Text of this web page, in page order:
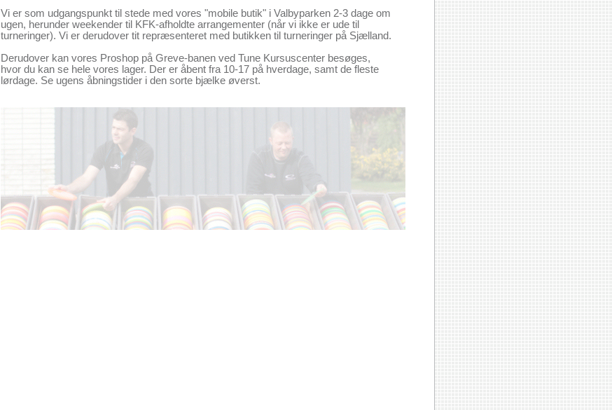
Vi er som udgangspunkt til stede med vores "mobile butik" i Valbyparken 2-3 dage om
ugen, herunder weekender til KFK-afholdte arrangementer (når vi ikke er ude til
turneringer). Vi er derudover tit repræsenteret med butikken til turneringer på Sjælland.
Derudover kan vores Proshop på Greve-banen ved Tune Kursuscenter besøges,
hvor du kan se hele vores lager. Der er åbent fra 10-17 på hverdage, samt de fleste
lørdage. Se ugens åbningstider i den sorte bjælke øverst.